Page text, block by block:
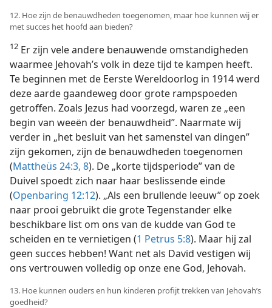
12. Hoe zijn de benauwdheden toegenomen, maar hoe kunnen wij er
met succes het hoofd aan bieden?
12 Er zijn vele andere benauwende omstandigheden
waarmee Jehovah’s volk in deze tijd te kampen heeft.
Te beginnen met de Eerste Wereldoorlog in 1914 werd
deze aarde gaandeweg door grote rampspoeden
getroffen. Zoals Jezus had voorzegd, waren ze „een
begin van weeën der benauwdheid”. Naarmate wij
verder in „het besluit van het samenstel van dingen”
zijn gekomen, zijn de benauwdheden toegenomen
(Mattheüs 24:3, 8). De „korte tijdsperiode” van de
Duivel spoedt zich naar haar beslissende einde
(Openbaring 12:12). „Als een brullende leeuw” op zoek
naar prooi gebruikt die grote Tegenstander elke
beschikbare list om ons van de kudde van God te
scheiden en te vernietigen (1 Petrus 5:8). Maar hij zal
geen succes hebben! Want net als David vestigen wij
ons vertrouwen volledig op onze ene God, Jehovah.
13. Hoe kunnen ouders en hun kinderen profijt trekken van Jehovah’s
goedheid?